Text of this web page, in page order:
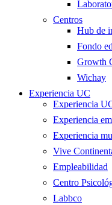
Centros
Hub de
Fondo
Growth
Wichay
Experiencia UC
Experiencia
Experiencia
Experiencia
Vive
Empleabilidad
Centro
Labbco